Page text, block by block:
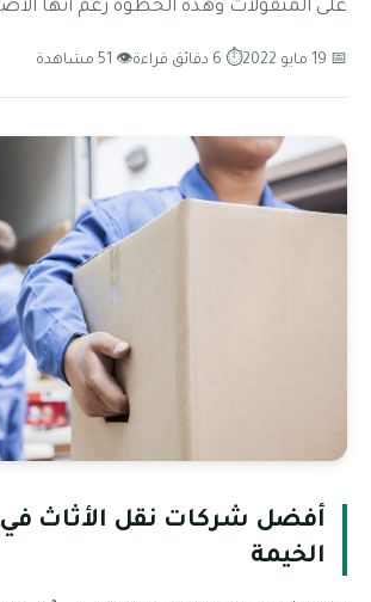
على المنقولات وهذه الخطوة رغم أنها
📅 19 مايو 2022 ⏱ 6 دقائق قراءة 👁 51 مشاهدة
أفضل شركات نقل الأثاث
الخيمة